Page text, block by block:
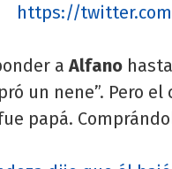
https://
aAlfano
un nene”. Pero
papá.